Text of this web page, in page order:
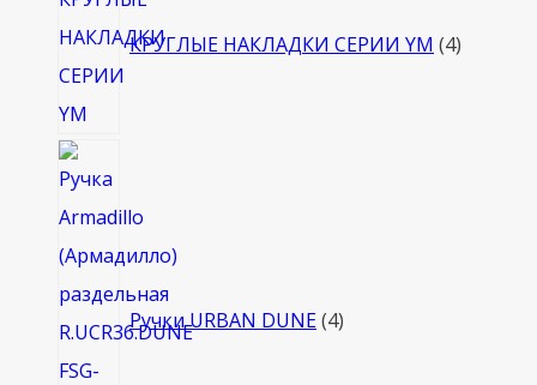
КРУГЛЫЕ НАКЛАДКИ СЕРИИ YM 4
Ручки URBAN DUNE 4